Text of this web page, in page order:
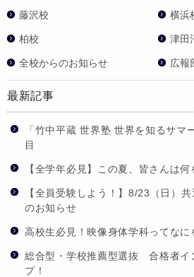
藤沢校 横浜
柏校 津田
全校からのお知らせ 広報
最新記事
「竹中平蔵 世界塾 世界を知るサマ
目
【全学年必見】この夏、皆さんは
【全員受験しよう！】8/23（日）
のお知らせ
高校生必見！映像身体学科ってなに
総合型・学校推薦型選抜 合格者イ
プ！